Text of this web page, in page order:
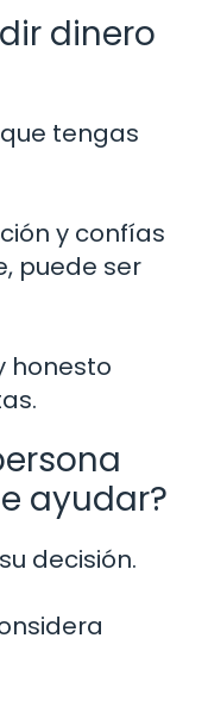
dinero
tengas
y confías
puede ser
honesto
ayudar?
decisión.